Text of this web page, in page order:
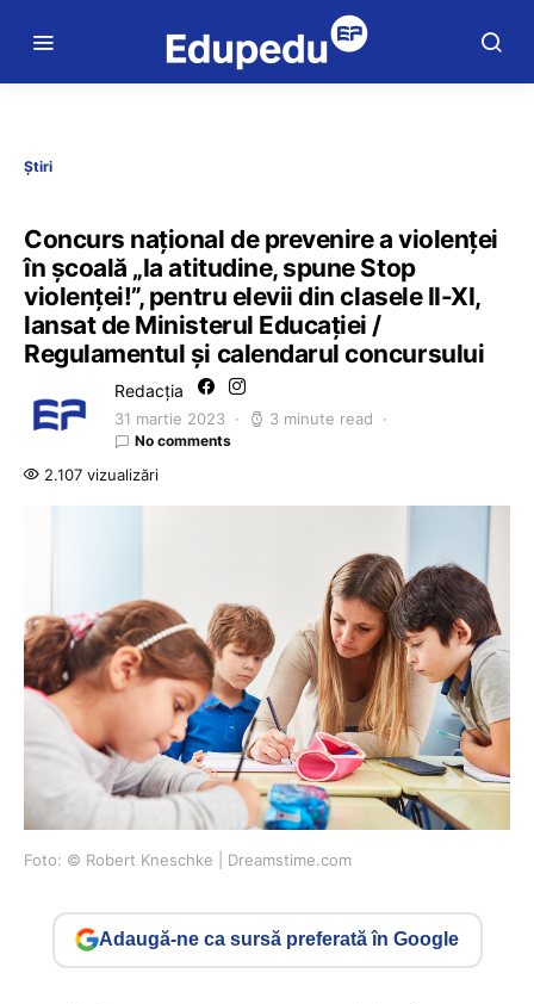
Știri
Concurs național de prevenire a violenței
în școală „Ia atitudine, spune Stop
violenței!”, pentru elevii din clasele II-XI,
lansat de Ministerul Educației /
Regulamentul şi calendarul concursului
Redacția
31 martie 2023 3 minute read
No comments
2.107 vizualizări
Foto: © Robert Kneschke | Dreamstime.com
Adaugă-ne ca sursă preferată în Google